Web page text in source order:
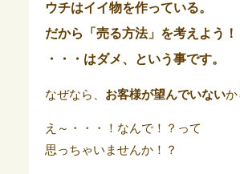
ウチはイイ物を作っている。
だから「売る方法」を考えよう！
・・・はダメ、という事です。
なぜなら、 お客様が望んでいないか
え～・・・！なんで！？って
思っちゃいませんか！？